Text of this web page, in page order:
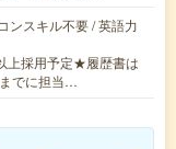
ンスキル不要 / 英語力
上採用予定★履歴書は
でに担当…